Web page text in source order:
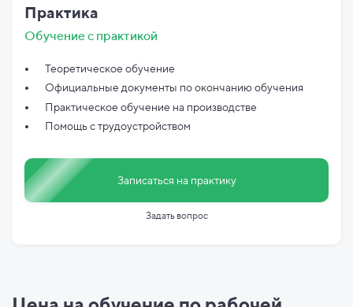
Практика
Обучение с практикой
Теоретическое обучение
Официальные документы поокончанию обучения
Практическое обучение на производстве
Помощь с трудоустройством
Записаться на практику
Задать вопрос